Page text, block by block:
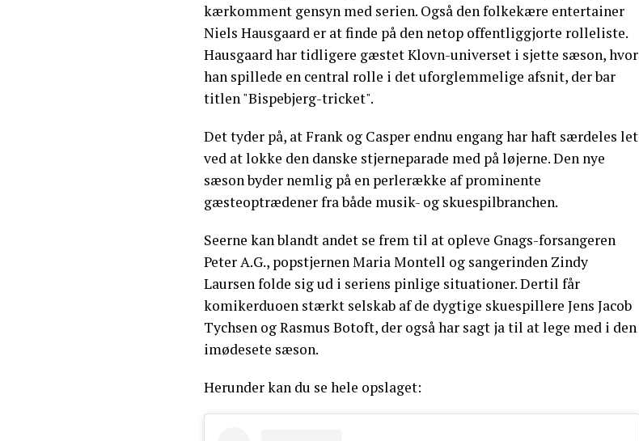
kærkomment gensyn med serien. Også den folkekære entertainer
Niels Hausgaard er at finde på den netop offentliggjorte rolleliste.
Hausgaard har tidligere gæstet Klovn-universet i sjette sæson, hvor
han spillede en central rolle i det uforglemmelige afsnit, der bar
titlen "Bispebjerg-tricket".
Det tyder på, at Frank og Casper endnu engang har haft særdeles let
ved at lokke den danske stjerneparade med på løjerne. Den nye
sæson byder nemlig på en perlerække af prominente
gæsteoptrædener fra både musik- og skuespilbranchen.
Seerne kan blandt andet se frem til at opleve Gnags-forsangeren
Peter A.G., popstjernen Maria Montell og sangerinden Zindy
Laursen folde sig ud i seriens pinlige situationer. Dertil får
komikerduoen stærkt selskab af de dygtige skuespillere Jens Jacob
Tychsen og Rasmus Botoft, der også har sagt ja til at lege med i den
imødesete sæson.
Herunder kan du se hele opslaget: